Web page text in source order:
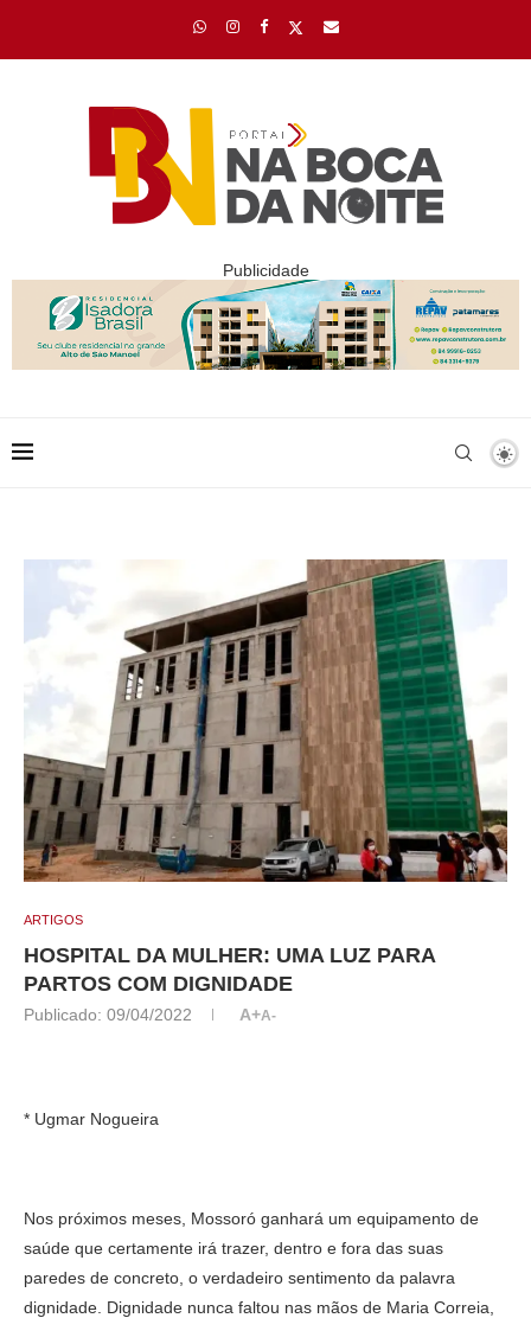
Publicidade
ARTIGOS
HOSPITAL DA MULHER: UMA LUZ PARA
PARTOS COM DIGNIDADE
Publicado: 09/04/2022 A+A-
* Ugmar Nogueira
Nos próximos meses, Mossoró ganhará um equipamento de
saúde que certamente irá trazer, dentro e fora das suas
paredes de concreto, o verdadeiro sentimento da palavra
dignidade. Dignidade nunca faltou nas mãos de Maria Correia,